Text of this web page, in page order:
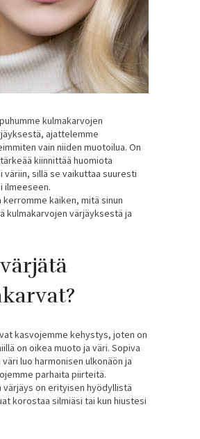
kulmakarvojen
ajattelemme
vain niiden muotoilua. On
kiinnittää huomiota
väriin, sillä se vaikuttaa suuresti
ilmeeseen.
kerromme kaiken, mitä sinun
kulmakarvojen värjäyksestä ja
kasvojemme kehystys, joten on
on oikea muoto ja väri. Sopiva
luo harmonisen ulkonäön ja
parhaita piirteitä.
värjäys on erityisen hyödyllistä
korostaa silmiäsi tai kun hiustesi